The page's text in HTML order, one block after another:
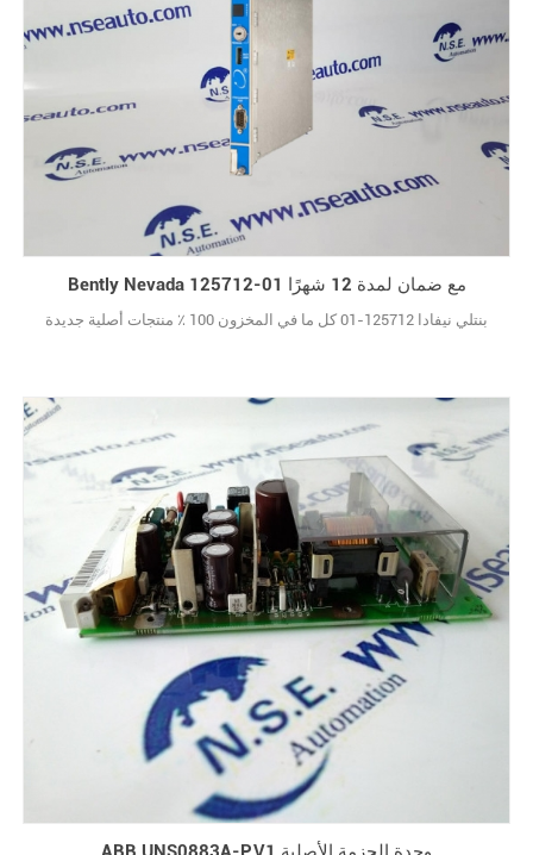
Bently Nevada 125712-01 مع ضمان لمدة 12 شهرًا
بنتلي نيفادا 125712-01 كل ما في المخزون 100 ٪ منتجات أصلية جديدة